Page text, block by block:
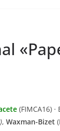
(FIMCA16) ·
, Waxman-Bizet